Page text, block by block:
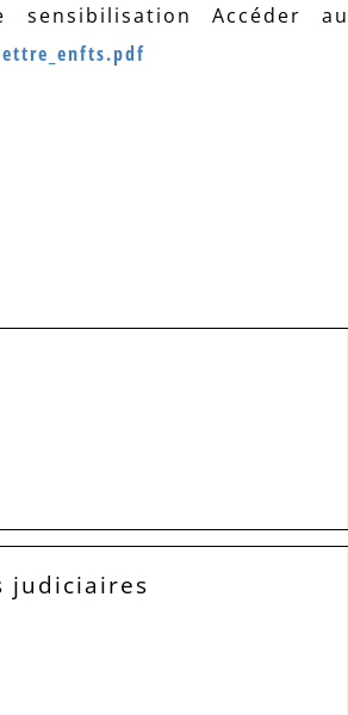
sensibilisation Accéder au
judiciaires